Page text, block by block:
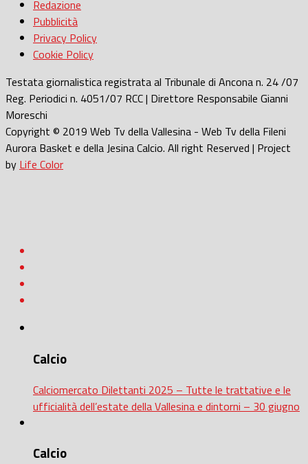
Redazione
Pubblicità
Privacy Policy
Cookie Policy
Testata giornalistica registrata al Tribunale di Ancona n. 24 /07
Reg. Periodici n. 4051/07 RCC | Direttore Responsabile Gianni
Moreschi
Copyright © 2019 Web Tv della Vallesina - Web Tv della Fileni
Aurora Basket e della Jesina Calcio. All right Reserved | Project
by Life Color
Calcio
Calciomercato Dilettanti 2025 – Tutte le trattative e le
ufficialità dell’estate della Vallesina e dintorni – 30 giugno
Calcio